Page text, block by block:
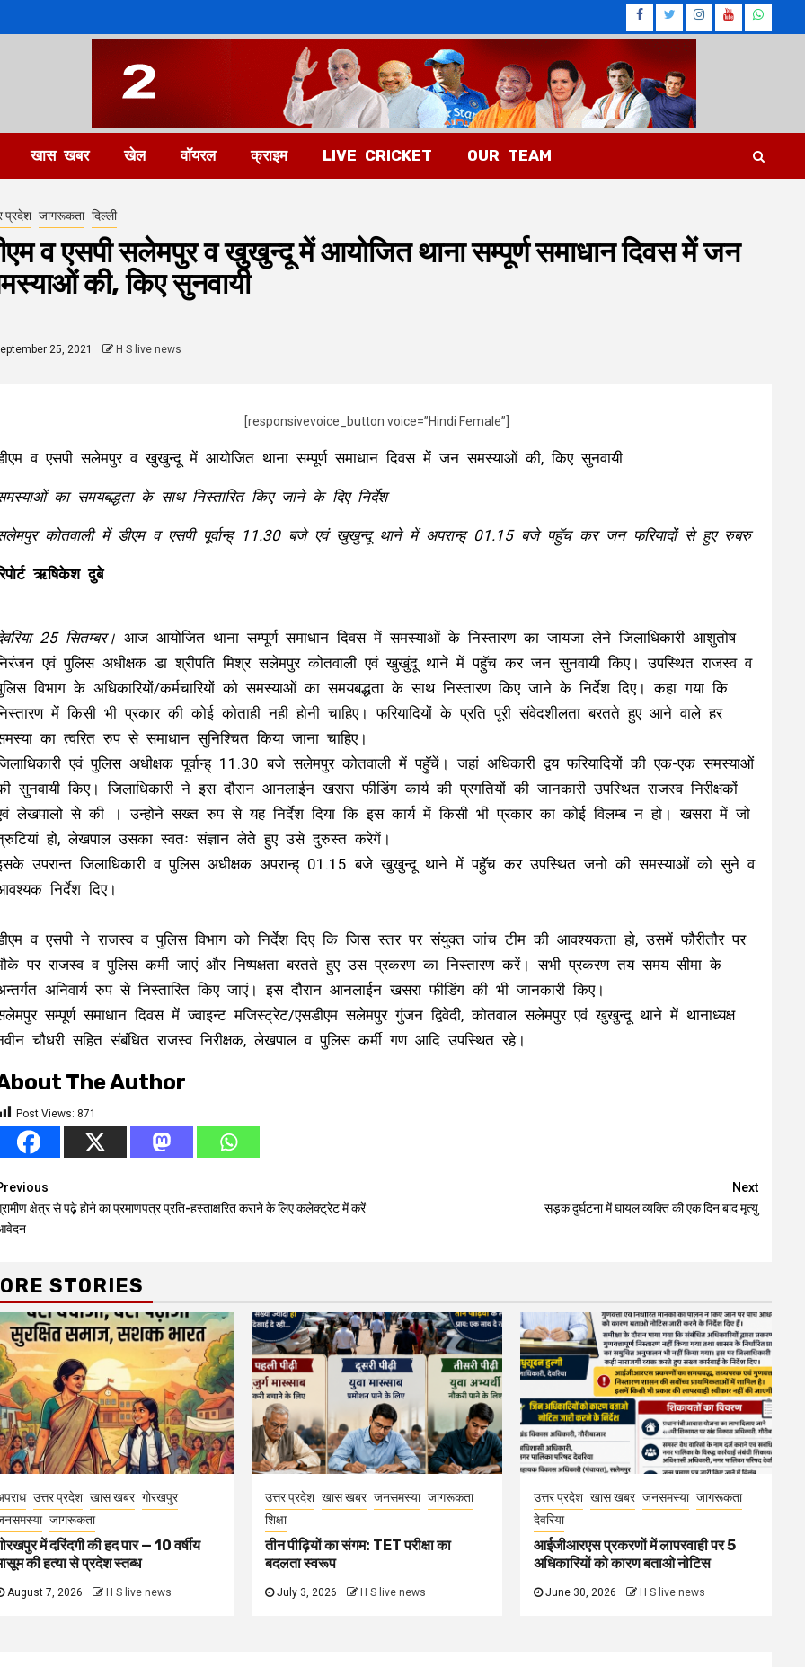
Facebook
Twitter
Instagram
खास खबर खेल वॉयरल क्राइम LIVE CRICKET OUR TEAM
प्रदेश जागरूकता दिल्ली
व एसपी सलेमपुर व खुखुन्दू में आयोजित थाना सम्पूर्ण समाधान दिवस में जन
की, किए सुनवायी
25, 2021 H S live news
[responsivevoice_button voice=”Hindi Female”]
व एसपी सलेमपुर व खुखुन्दू में आयोजित थाना सम्पूर्ण समाधान दिवस में जन समस्याओं की, किए सुनवायी
का समयबद्धता के साथ निस्तारित किए जाने के दिए निर्देश
कोतवाली में डीएम व एसपी पूर्वान्ह् 11.30 बजे एवं खुखुन्दू थाने में अपरान्ह् 01.15 बजे पहुॅच कर जन फरियादों से हुए रुबरु
ऋषिकेश दुबे
25 सितम्बर। आज आयोजित थाना सम्पूर्ण समाधान दिवस में समस्याओं के निस्तारण का जायजा लेने जिलाधिकारी आशुतोष
एवं पुलिस अधीक्षक डा श्रीपति मिश्र सलेमपुर कोतवाली एवं खुखुंदू थाने में पहुॅच कर जन सुनवायी किए। उपस्थित राजस्व व
विभाग के अधिकारियों/कर्मचारियों को समस्याओं का समयबद्धता के साथ निस्तारण किए जाने के निर्देश दिए। कहा गया कि
में किसी भी प्रकार की कोई कोताही नही होनी चाहिए। फरियादियों के प्रति पूरी संवेदशीलता बरतते हुए आने वाले हर
का त्वरित रुप से समाधान सुनिश्चित किया जाना चाहिए।
एवं पुलिस अधीक्षक पूर्वान्ह् 11.30 बजे सलेमपुर कोतवाली में पहुॅचें। जहां अधिकारी द्वय फरियादियों की एक-एक समस्याओं
सुनवायी किए। जिलाधिकारी ने इस दौरान आनलाईन खसरा फीडिंग कार्य की प्रगतियों की जानकारी उपस्थित राजस्व निरीक्षकों
लेखपालो से की । उन्होने सख्त रुप से यह निर्देश दिया कि इस कार्य में किसी भी प्रकार का कोई विलम्ब न हो। खसरा में जो
हो, लेखपाल उसका स्वतः संज्ञान लेतेे हुए उसे दुरुस्त करेगें।
उपरान्त जिलाधिकारी व पुलिस अधीक्षक अपरान्ह् 01.15 बजे खुखुन्दू थाने में पहुॅच कर उपस्थित जनो की समस्याओं को सुने व
निर्देश दिए।
व एसपी ने राजस्व व पुलिस विभाग को निर्देश दिए कि जिस स्तर पर संयुक्त जांच टीम की आवश्यकता हो, उसमें फौरीतौर पर
पर राजस्व व पुलिस कर्मी जाएं और निष्पक्षता बरतते हुए उस प्रकरण का निस्तारण करें। सभी प्रकरण तय समय सीमा के
अनिवार्य रुप से निस्तारित किए जाएं। इस दौरान आनलाईन खसरा फीडिंग की भी जानकारी किए।
सम्पूर्ण समाधान दिवस में ज्वाइन्ट मजिस्ट्रेट/एसडीएम सलेमपुर गुंजन द्विवेदी, कोतवाल सलेमपुर एवं खुखुन्दू थाने में थानाध्यक्ष
चौधरी सहित संबंधित राजस्व निरीक्षक, लेखपाल व पुलिस कर्मी गण आदि उपस्थित रहे।
The Author
Post Views: 871
क्षेत्र से पढ़े होने का प्रमाणपत्र प्रति-हस्ताक्षरित कराने के लिए कलेक्ट्रेट में करें
Next
सड़क दुर्घटना में घायल व्यक्ति की एक दिन बाद मृत्यु
STORIES
उत्तर प्रदेश खास खबर गोरखपुर
जागरूकता
में दरिंदगी की हद पार — 10 वर्षीय
की हत्या से प्रदेश स्तब्ध
August 7, 2026 H S live news
उत्तर प्रदेश खास खबर जनसमस्या जागरूकता
शिक्षा
तीन पीढ़ियों का संगम: TET परीक्षा का
बदलता स्वरूप
July 3, 2026 H S live news
उत्तर प्रदेश खास खबर जनसमस्या जागरूकता
देवरिया
आईजीआरएस प्रकरणों में लापरवाही पर 5
अधिकारियों को कारण बताओ नोटिस
June 30, 2026 H S live news